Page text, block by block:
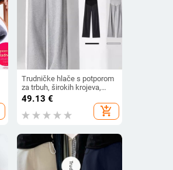
Trudničke hlače s potporom
za trbuh, širokih krojeva,
dugačke hlače, tkanina od
pamuk-poliester smjese
(50–70% pamuk, 30–50%
49.13 €
add_shopping_cart